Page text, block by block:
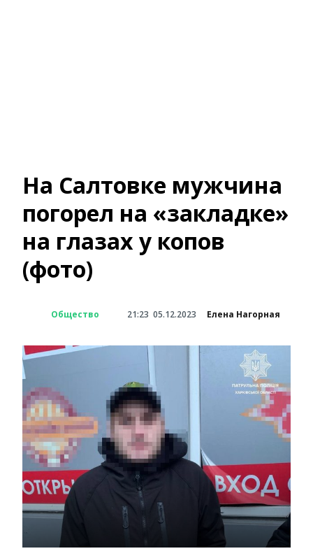
На Салтовке мужчина
погорел на «закладке»
на глазах у копов
(фото)
Общество 21:23 05.12.2023 Елена Нагорная